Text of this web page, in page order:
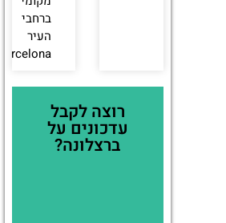
ברחבי
העיר
רוצה לקבל
עדכונים על
ברצלונה?